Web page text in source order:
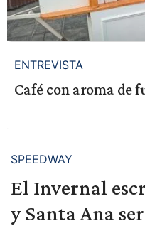
ENTREVISTA
Café con aroma de
SPEEDWAY
El Invernal
y Santa Ana